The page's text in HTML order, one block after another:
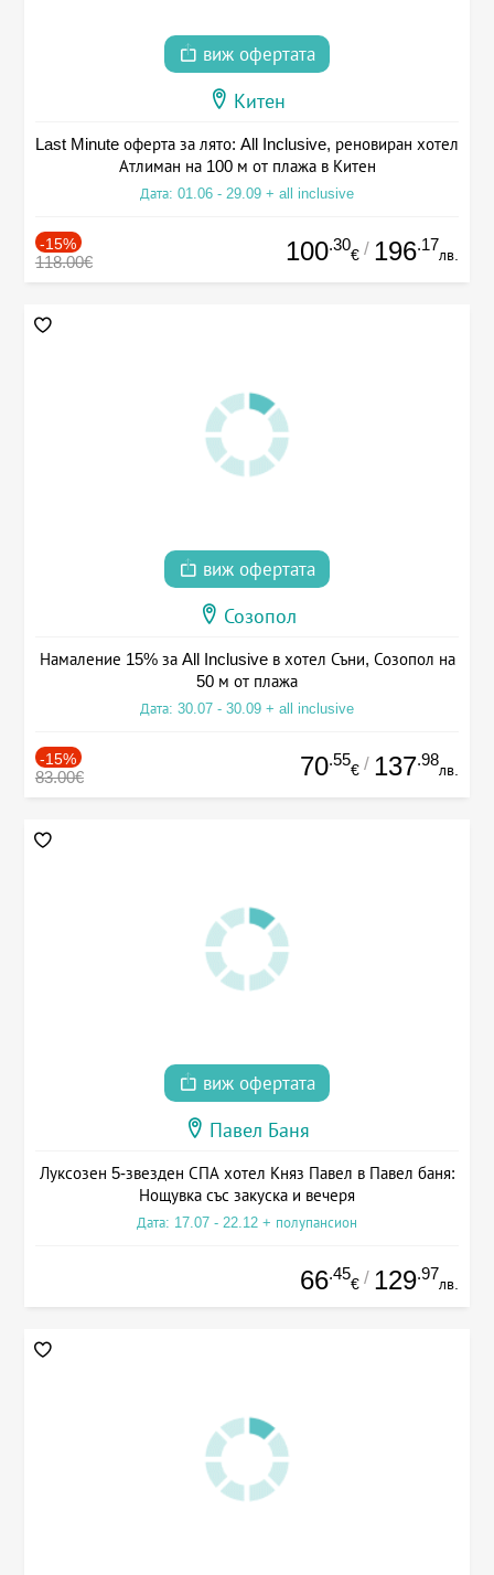
виж офертата
Китен
Last Minute оферта за лято: All Inclusive, реновиран хотел
Атлиман на 100 м от плажа в Китен
Дата: 01.06 - 29.09 + all inclusive
-15%
118.00€ 100.30
€ / 196.17
лв.
виж офертата
Созопол
Намаление 15% за All Inclusive в хотел Съни, Созопол на
50 м от плажа
Дата: 30.07 - 30.09 + all inclusive
-15%
83.00€ 70.55
€ / 137.98
лв.
виж офертата
Павел Баня
Луксозен 5-звезден СПА хотел Княз Павел в Павел баня:
Нощувка със закуска и вечеря
Дата: 17.07 - 22.12 + полупансион
66.45
€ / 129.97
лв.